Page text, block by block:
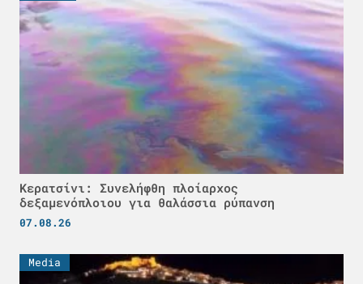
Κερατσίνι: Συνελήφθη πλοίαρχος
δεξαμενόπλοιου για θαλάσσια ρύπανση
07.08.26
Media